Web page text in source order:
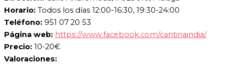
Horario: Todos los días 12:00-16:30, 19:30-24:00
Teléfono: 951 07 20 53
Página web: https://www.facebook.com/cantinaindia/
Precio: 10-20€
Valoraciones: